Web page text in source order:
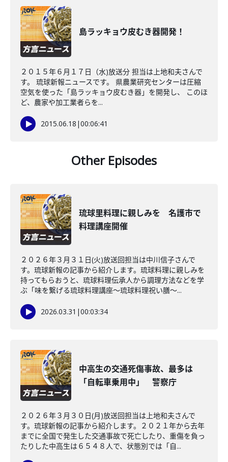
島ラッキョウ皮むき器開発！
２０１５年６月１７日（水)放送分 担当は上地和夫さんで
す。 琉球新報ニュースです。 県農業研究センターは圧縮
空気を使った「島ラッキョウ皮むき器」を開発し、 このほ
ど、農家や加工業者らを...
2015.06.18 |00:06:41
Other Episodes
琉球里料理に親しみを 名護市で
料理講座開催
２０２６年３月３１日(火)放送回担当は中川信子さんで
す。琉球新報の記事から紹介します。琉球料理に親しみを
持ってもらおうと、琉球料理伝承人から調理方法などを学
ぶ「味を繋げる琉球料理講座～琉球料理祝い膳～...
2026.03.31 |00:03:34
中高生の交通死傷事故、最多は
「自転車乗用中」 警察庁
２０２６年３月３０日(月)放送回担当は上地和夫さんで
す。琉球新報の記事から紹介します。２０２１年から去年
までに全国で発生した交通事故で死亡したり、重傷を負っ
たりした中高生は６５４８人で、状態別では「自...